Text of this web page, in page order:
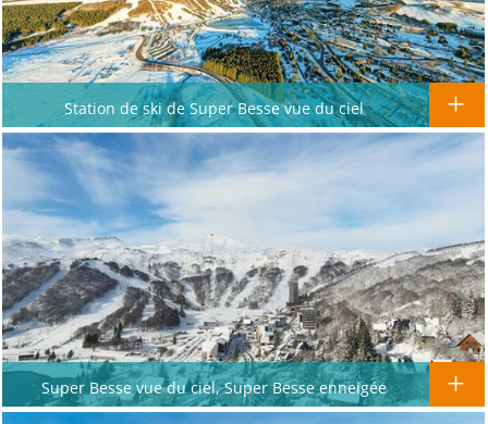
Station de ski de Super Besse vue du ciel
Super Besse vue du ciel, Super Besse enneigée